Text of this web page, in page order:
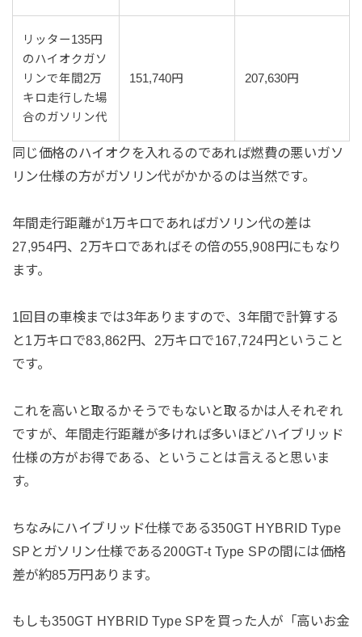
リッター135円
のハイオクガソ
リンで年間2万
キロ走行した場
合のガソリン代
151,740円 207,630円
同じ価格のハイオクを入れるのであれば燃費の悪いガソ
リン仕様の方がガソリン代がかかるのは当然です。
年間走行距離が1万キロであればガソリン代の差は
27,954円、2万キロであればその倍の55,908円にもなり
ます。
1回目の車検までは3年ありますので、3年間で計算する
と1万キロで83,862円、2万キロで167,724円ということ
です。
これを高いと取るかそうでもないと取るかは人それぞれ
ですが、年間走行距離が多ければ多いほどハイブリッド
仕様の方がお得である、ということは言えると思いま
す。
ちなみにハイブリッド仕様である350GT HYBRID Type
SPとガソリン仕様である200GT-t Type SPの間には価格
差が約85万円あります。
もしも350GT HYBRID Type SPを買った人が「高いお金